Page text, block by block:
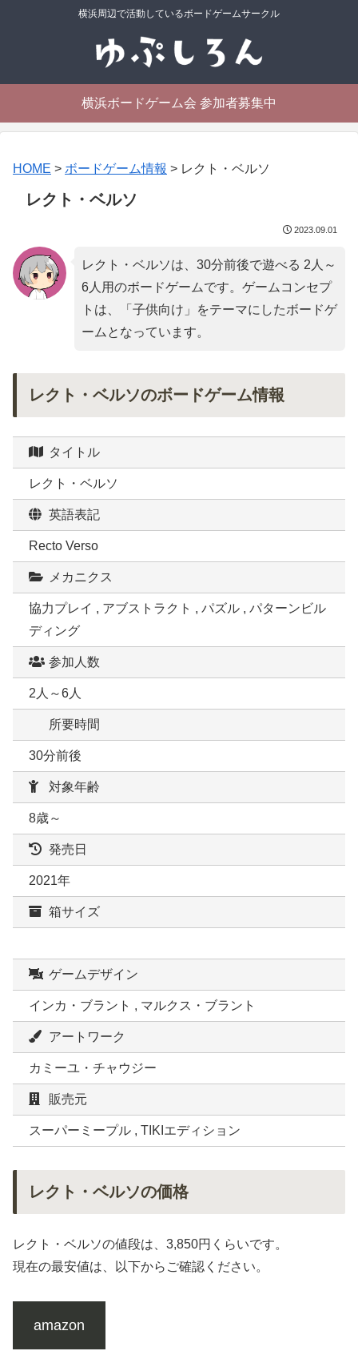
横浜周辺で活動しているボードゲームサークル
横浜ボードゲーム会 参加者募集中
HOME > ボードゲーム情報 > レクト・ベルソ
レクト・ベルソ
2023.09.01
レクト・ベルソは、30分前後で遊べる 2人～
6人用のボードゲームです。ゲームコンセプ
トは、「 子供向け 」をテーマにしたボードゲ
ームとなっています。
レクト・ベルソのボードゲーム情報
タイトル
レクト・ベルソ
英語表記
Recto Verso
メカニクス
協力プレイ , アブストラクト , パズル , パターンビル
ディング
参加人数
2人～6人
所要時間
30分前後
対象年齢
8歳～
発売日
2021年
箱サイズ
ゲームデザイン
インカ・ブラント , マルクス・ブラント
アートワーク
カミーユ・チャウジー
販売元
スーパーミープル , TIKIエディション
レクト・ベルソの価格
レクト・ベルソの値段は、3,850円くらいです。
現在の最安値は、以下からご確認ください。
amazon